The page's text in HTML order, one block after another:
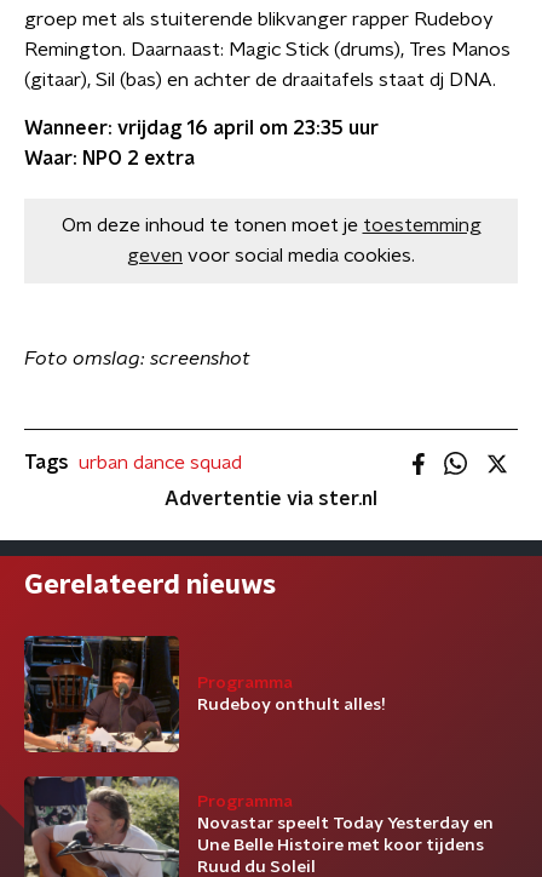
groep met als stuiterende blikvanger rapper Rudeboy
Remington. Daarnaast: Magic Stick (drums), Tres Manos
(gitaar), Sil (bas) en achter de draaitafels staat dj DNA.
Wanneer: vrijdag 16 april om 23:35 uur
Waar: NPO 2 extra
Om deze inhoud te tonen moet je toestemming
geven voor social media cookies.
Foto omslag: screenshot
Tags urban dance squad
Advertentie via ster.nl
Gerelateerd nieuws
Programma
Rudeboy onthult alles!
Programma
Novastar speelt Today Yesterday en
Une Belle Histoire met koor tijdens
Ruud du Soleil